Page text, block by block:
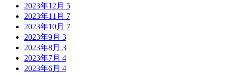
2023年12月 5
2023年11月 7
2023年10月 7
2023年9月 3
2023年8月 3
2023年7月 4
2023年6月 4